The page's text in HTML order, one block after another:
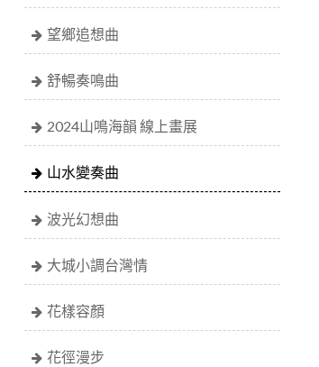
望鄉追想曲
舒暢奏鳴曲
2024山鳴海韻 線上畫展
山水變奏曲
波光幻想曲
大城小調台灣情
花樣容顏
花徑漫步